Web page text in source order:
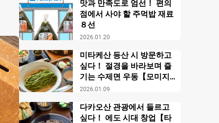
2026.01.20
맛과 만족도로 엄선！ 편의
점에서 사야 할 주먹밥 재료
８선
2026.01.09
미타케산 등산 시 방문하고
싶다！ 절경을 바라보며 즐
기는 수제면 우동【모미지
야】
다카오산 관광에서 들르고
싶다！ 에도 시대 창업【타